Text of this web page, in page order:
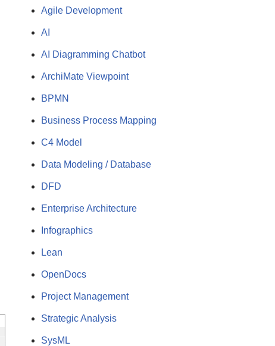
Agile Development
AI
AI Diagramming Chatbot
ArchiMate Viewpoint
BPMN
Business Process Mapping
C4 Model
Data Modeling / Database
DFD
Enterprise Architecture
Infographics
Lean
OpenDocs
Project Management
Strategic Analysis
SysML